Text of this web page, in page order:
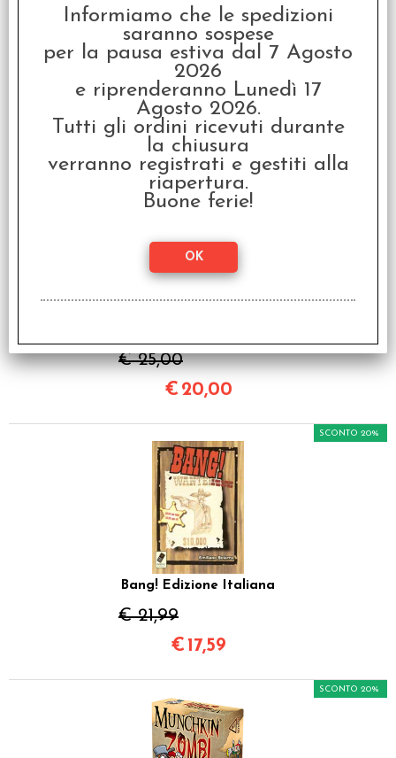
€39,99
I clienti che hanno acquistato questo
prodotto, hanno scelto anche questi
articoli
€ 25,00
SCONTO 20%
€ 20,00
Bang! Edizione Italiana
€ 21,99
SCONTO 20%
€ 17,59
SCONTO 20%
Informiamo che le spedizioni
saranno sospese
per la pausa estiva dal 7 Agosto
2026
e riprenderanno Lunedì 17
Agosto 2026.
Tutti gli ordini ricevuti durante
la chiusura
verranno registrati e gestiti alla
riapertura.
Buone ferie!